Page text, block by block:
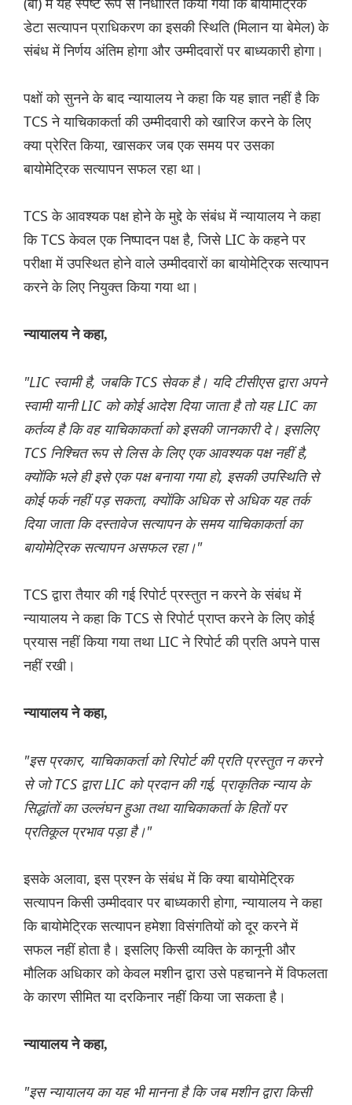
डेटा सत्यापन प्राधिकरण का इसकी स्थिति (मिलान या बेमेल) के
संबंध में निर्णय अंतिम होगा और उम्मीदवारों पर बाध्यकारी होगा।
पक्षों को सुनने के बाद न्यायालय ने कहा कि यह ज्ञात नहीं है कि
TCS ने याचिकाकर्ता की उम्मीदवारी को खारिज करने के लिए
क्या प्रेरित किया, खासकर जब एक समय पर उसका
बायोमेट्रिक सत्यापन सफल रहा था।
TCS के आवश्यक पक्ष होने के मुद्दे के संबंध में न्यायालय ने कहा
कि TCS केवल एक निष्पादन पक्ष है, जिसे LIC के कहने पर
परीक्षा में उपस्थित होने वाले उम्मीदवारों का बायोमेट्रिक सत्यापन
करने के लिए नियुक्त किया गया था।
न्यायालय ने कहा,
"LIC स्वामी है, जबकि TCS सेवक है। यदि टीसीएस द्वारा अपने
स्वामी यानी LIC को कोई आदेश दिया जाता है तो यह LIC का
कर्तव्य है कि वह याचिकाकर्ता को इसकी जानकारी दे। इसलिए
TCS निश्चित रूप से लिस के लिए एक आवश्यक पक्ष नहीं है,
क्योंकि भले ही इसे एक पक्ष बनाया गया हो, इसकी उपस्थिति से
कोई फर्क नहीं पड़ सकता, क्योंकि अधिक से अधिक यह तर्क
दिया जाता कि दस्तावेज सत्यापन के समय याचिकाकर्ता का
बायोमेट्रिक सत्यापन असफल रहा।"
TCS द्वारा तैयार की गई रिपोर्ट प्रस्तुत न करने के संबंध में
न्यायालय ने कहा कि TCS से रिपोर्ट प्राप्त करने के लिए कोई
प्रयास नहीं किया गया तथा LIC ने रिपोर्ट की प्रति अपने पास
नहीं रखी।
न्यायालय ने कहा,
"इस प्रकार, याचिकाकर्ता को रिपोर्ट की प्रति प्रस्तुत न करने
से जो TCS द्वारा LIC को प्रदान की गई, प्राकृतिक न्याय के
सिद्धांतों का उल्लंघन हुआ तथा याचिकाकर्ता के हितों पर
प्रतिकूल प्रभाव पड़ा है।"
इसके अलावा, इस प्रश्न के संबंध में कि क्या बायोमेट्रिक
सत्यापन किसी उम्मीदवार पर बाध्यकारी होगा, न्यायालय ने कहा
कि बायोमेट्रिक सत्यापन हमेशा विसंगतियों को दूर करने में
सफल नहीं होता है। इसलिए किसी व्यक्ति के कानूनी और
मौलिक अधिकार को केवल मशीन द्वारा उसे पहचानने में विफलता
के कारण सीमित या दरकिनार नहीं किया जा सकता है।
न्यायालय ने कहा,
"इस न्यायालय का यह भी मानना ​​है कि जब मशीन द्वारा किसी